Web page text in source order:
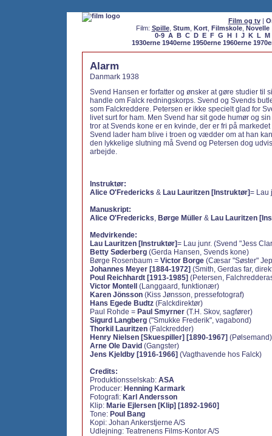
Film og tv|
Film: Spille, Stum Kort, Filmskole, Novelle
0-9 A B C D E F G H I J K L M
1930erne 1940erne 1950erne 1960erne
Alarm
Danmark 1938
Svend Hansen er forfatter og ønsker at gøre studier til
handle om Falck redningskorps. Svend og Svends
som Falckreddere. Petersen er ikke specielt glad for
livet surt for ham. Men Svend har sit gode humør og
tror at Svends kone er en kvinde, der er fri på
Svend lader ham blive i troen og vædder om at han
den lykkelige slutning må Svend og Petersen dog
arbejde.
Instruktør:
Alice O'Fredericks & Lau Lauritzen [Instruktør]= Lau
Manuskript:
Alice O'Fredericks, Børge Müller & Lau Lauritzen
Medvirkende:
Lau Lauritzen [Instruktør]= Lau junr. (Svend "Jess
Betty Søderberg (Gerda Hansen, Svends kone)
Børge Rosenbaum = Victor Borge (Cæsar "Søster"
Johannes Meyer [1884-1972] (Smith, Gerdas far,
Poul Reichhardt [1913-1985] (Petersen,
Victor Montell
(Langgaard, funktionær)
Karen Jönsson (Kiss Jønsson, pressefotograf)
Hans Egede Budtz (Falckdirektør)
Paul Rohde = Paul Smyrner (T.H. Skov, sagfører)
Sigurd Langberg ("Smukke Frederik", vagabond)
Thorkil Lauritzen (Falckredder)
Henry Nielsen [Skuespiller] [1890-1967] (Pølsemand)
Arne Ole David (Gangster)
Jens Kjeldby [1916-1966] (Vagthavende hos Falck)
Credits:
Produktionsselskab: ASA
Producer: Henning Karmark
Fotografi: Karl Andersson
Klip: Marie Ejlersen [Klip] [1892-1960]
Tone: Poul Bang
Kopi: Johan Ankerstjerne A/S
Udlejning: Teatrenens Films-Kontor A/S